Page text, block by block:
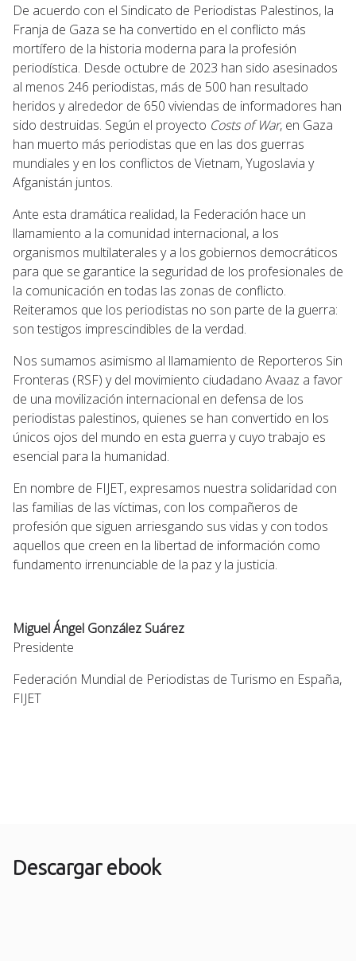
De acuerdo con el Sindicato de Periodistas Palestinos, la
Franja de Gaza se ha convertido en el conflicto más
mortífero de la historia moderna para la profesión
periodística. Desde octubre de 2023 han sido asesinados
al menos 246 periodistas, más de 500 han resultado
heridos y alrededor de 650 viviendas de informadores han
sido destruidas. Según el proyecto Costs of War, en Gaza
han muerto más periodistas que en las dos guerras
mundiales y en los conflictos de Vietnam, Yugoslavia y
Afganistán juntos.
Ante esta dramática realidad, la Federación hace un
llamamiento a la comunidad internacional, a los
organismos multilaterales y a los gobiernos democráticos
para que se garantice la seguridad de los profesionales de
la comunicación en todas las zonas de conflicto.
Reiteramos que los periodistas no son parte de la guerra:
son testigos imprescindibles de la verdad.
Nos sumamos asimismo al llamamiento de Reporteros Sin
Fronteras (RSF) y del movimiento ciudadano Avaaz a favor
de una movilización internacional en defensa de los
periodistas palestinos, quienes se han convertido en los
únicos ojos del mundo en esta guerra y cuyo trabajo es
esencial para la humanidad.
En nombre de FIJET, expresamos nuestra solidaridad con
las familias de las víctimas, con los compañeros de
profesión que siguen arriesgando sus vidas y con todos
aquellos que creen en la libertad de información como
fundamento irrenunciable de la paz y la justicia.
Miguel Ángel González Suárez
Presidente
Federación Mundial de Periodistas de Turismo en España,
FIJET
Descargar ebook